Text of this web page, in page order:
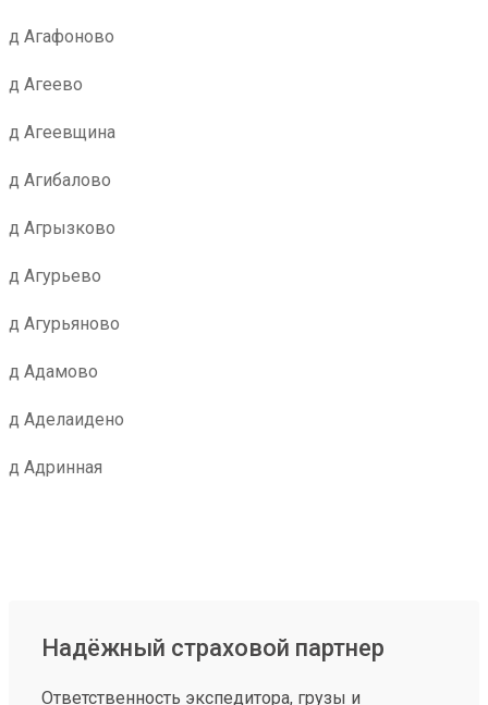
д Агафоново
д Агеево
д Агеевщина
д Агибалово
д Агрызково
д Агурьево
д Агурьяново
д Адамово
д Аделаидено
д Адринная
Надёжный страховой партнер
Ответственность экспедитора, грузы и